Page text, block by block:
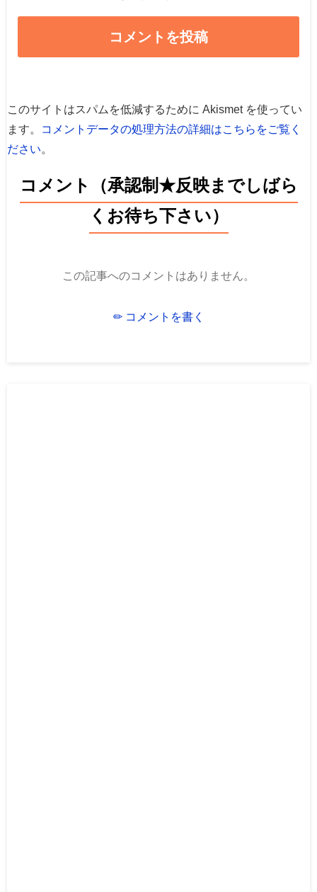
このサイトはスパムを低減するために Akismet を使ってい
ます。
コメントデータの処理方法の詳細はこちらをご覧く
ださい。
コメント（承認制★反映までしばら
くお待ち下さい）
この記事へのコメントはありません。
✏ コメントを書く